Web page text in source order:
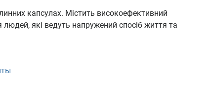
капсулах. Містить високоефективний
які ведуть напружений спосіб життя та